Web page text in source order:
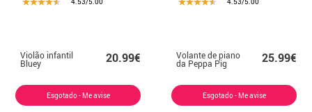
Violão infantil
Bluey 20.99€
Esgotado - Me avise
Volante de piano
da Peppa Pig 25.99€
Esgotado - Me avise